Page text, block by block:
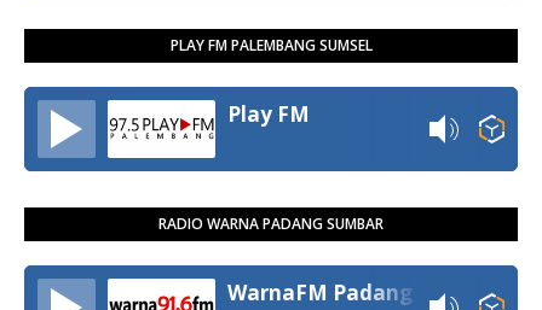
PLAY FM PALEMBANG SUMSEL
Play FM
RADIO WARNA PADANG SUMBAR
WarnaFM Padang